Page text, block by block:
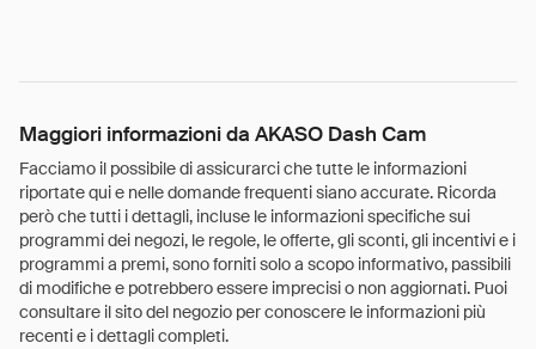
Maggiori informazioni da AKASO Dash Cam
Facciamo il possibile di assicurarci che tutte le informazioni
riportate qui e nelle domande frequenti siano accurate. Ricorda
però che tutti i dettagli, incluse le informazioni specifiche sui
programmi dei negozi, le regole, le offerte, gli sconti, gli incentivi e i
programmi a premi, sono forniti solo a scopo informativo, passibili
di modifiche e potrebbero essere imprecisi o non aggiornati. Puoi
consultare il sito del negozio per conoscere le informazioni più
recenti e i dettagli completi.